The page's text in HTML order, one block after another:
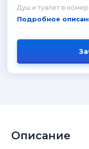
Душ и туалет в
Подробное
Описание